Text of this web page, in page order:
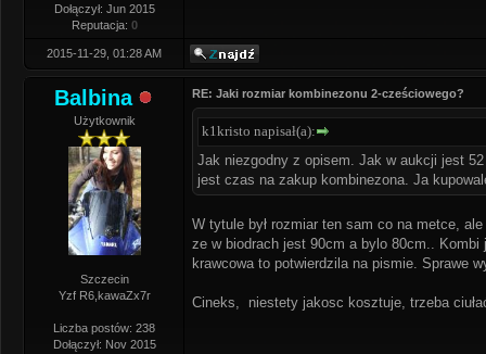
Dołączył: Jun 2015
Reputacja: 0
2015-11-29, 01:28 AM
Balbina
Użytkownik
Szczecin
Yzf R6,kawaZx7r
Liczba postów: 238
Dołączył: Nov 2015
RE: Jaki rozmiar kombinezonu 2-cześciowego?
k1kristo napisał(a):
Jak niezgodny z opisem. Jak w aukcji jest
jest czas na zakup kombinezona. Ja
W tytule był rozmiar ten sam co na metce,
ze w biodrach jest 90cm a bylo 80cm..
krawcowa to potwierdzila na pismie. Sprawe
Cineks, niestety jakosc kosztuje, trzeba